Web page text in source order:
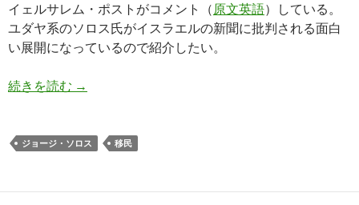
イェルサレム・ポストがコメント（ 原文英語）している。
ユダヤ系のソロス氏がイスラエルの新聞に批判される面白
い展開になっているので紹介したい。
続きを読む ソロス vs イスラエル: イェルサレム・ポストが
→
ジョージ・ソロス 移民